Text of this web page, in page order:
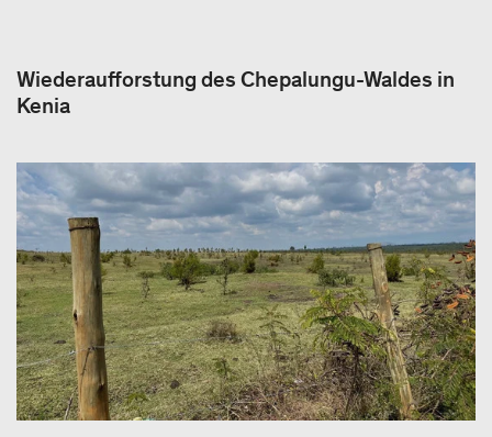
Wiederaufforstung des Chepalungu-Waldes in
Kenia